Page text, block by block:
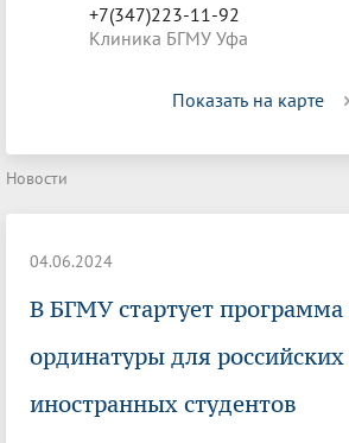
+7(347)223-11-92
Клиника БГМУ Уфа
Показать на карте
Новости
04.06.2024
В БГМУ стартует программа
ординатуры для
иностранных студентов